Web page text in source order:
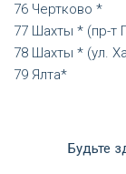
Чертково *
Шахты * (пр-т
Шахты * (ул.
Ялта*
Будьте